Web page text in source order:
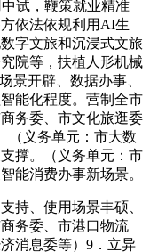
试，鞭策就业精准
依法依规利用AI生
字文旅和沉浸式文旅
院等，扶植人形机械
景开辟、数据办事、
能化程度。营制全市
务委、市文化旅逛委
（义务单元：市大数
撑。（义务单元：市
能消费办事新场景。
、使用场景丰硕、
务委、市港口物流
消息委等）9．立异